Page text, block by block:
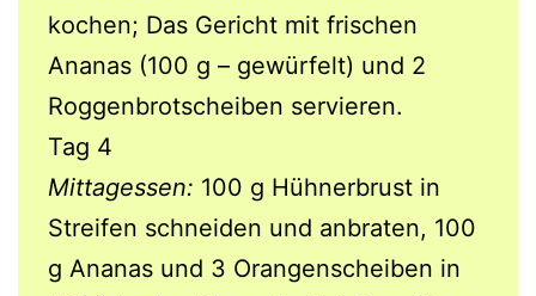
kochen; Das Gericht mit frischen
Ananas (100 g – gewürfelt) und 2
Roggenbrotscheiben servieren.
Tag 4
Mittagessen: 100 g Hühnerbrust in
Streifen schneiden und anbraten, 100
g Ananas und 3 Orangenscheiben in